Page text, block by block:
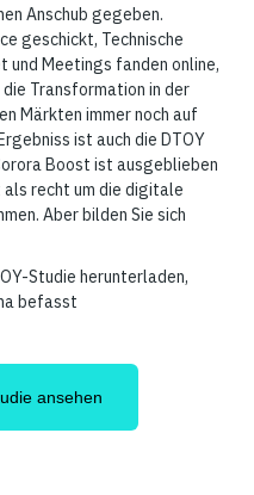
Anschub gegeben.
geschickt, Technische
Meetings fanden online,
Transformation in der
Märkten immer noch auf
ist auch die DTOY
Boost ist ausgeblieben
recht um die digitale
Aber bilden Sie sich
Studie herunterladen,
befasst
ansehen